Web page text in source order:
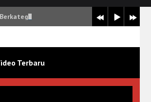
Sangat Baik
Terbaru